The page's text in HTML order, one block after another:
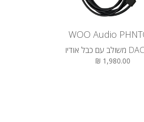
WOO Audio
1,980.00 ₪